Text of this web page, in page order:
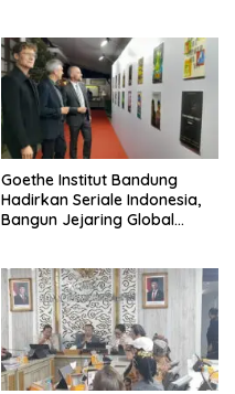
Goethe Institut Bandung
Hadirkan Seriale Indonesia,
Bangun Jejaring Global